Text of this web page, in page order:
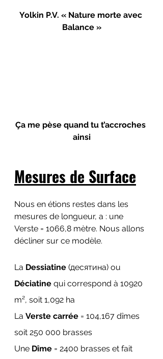
Yolkin P.V. « Nature morte avec
Balance »
Ça me pèse quand tu t’accroches
ainsi
Mesures de Surface
Nous en étions restes dans les
mesures de longueur, a : une
Verste = 1066,8 mètre. Nous allons
décliner sur ce modèle.
La Dessiatine (десятина) ou
Déciatine qui correspond à 10920
m², soit 1,092 ha
La Verste carrée = 104,167 dîmes
soit 250 000 brasses
Une Dîme = 2400 brasses et fait